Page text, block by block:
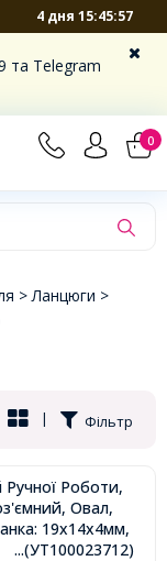
4 дня 15:45:56
та Telegram
0
×
>Ланцюги >
Фільтр
|
Роботи,
Овал,
19x14x4мм,
...(УТ100023712)